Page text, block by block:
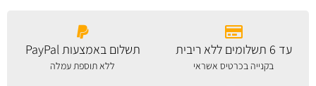
עד 6 תשלומים ללא ריבית
בקנייה בכרטיס אשראי
תשלום באמצעות PayPal
ללא תוספת עמלה